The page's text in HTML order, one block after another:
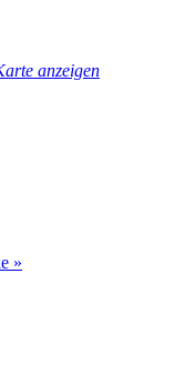
anzeigen
»